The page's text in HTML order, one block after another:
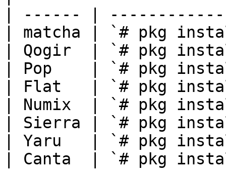
| ------ |
| matcha | `# pkg
| Qogir  | `# pkg
| Pop    | `# pkg
| Flat   | `# pkg
| Numix  | `# pkg
| Sierra | `# pkg
| Yaru   | `# pkg
| Canta  | `# pkg